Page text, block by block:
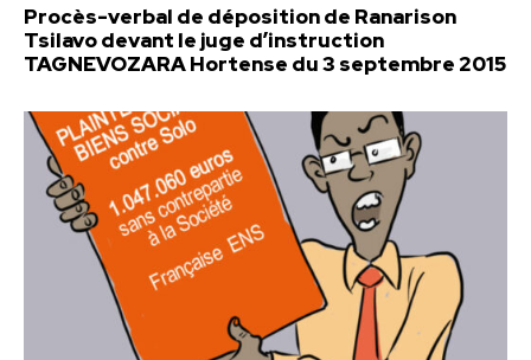
Procès-verbal de déposition de Ranarison
Tsilavo devant le juge d’instruction
TAGNEVOZARA Hortense du 3 septembre 2015